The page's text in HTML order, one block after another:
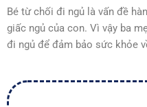
Bé từ chối đi ngủ là vấn đề
giấc ngủ của con. Vì vậy ba
đi ngủ để đảm bảo sức khỏe